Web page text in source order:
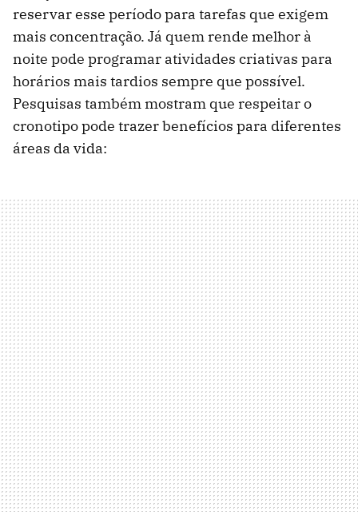
reservar esse período para tarefas que exigem
mais concentração. Já quem rende melhor à
noite pode programar atividades criativas para
horários mais tardios sempre que possível.
Pesquisas também mostram que respeitar o
cronotipo pode trazer benefícios para diferentes
áreas da vida: